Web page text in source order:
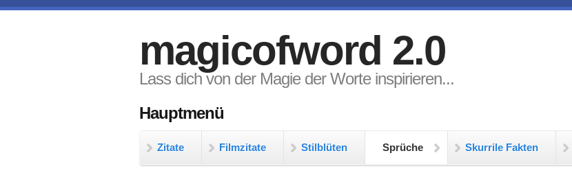
magicofword 2.0
Lass dich von der Magie der Worte inspirieren...
Hauptmenü
Zitate Filmzitate Stilblüten Sprüche Skurrile Fakten